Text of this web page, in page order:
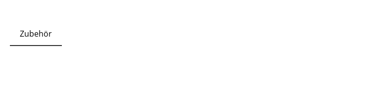
Zubehör